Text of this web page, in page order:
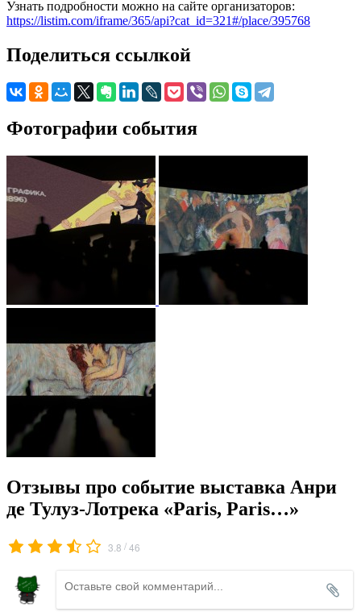
Узнать подробности можно на сайте организаторов:
https://listim.com/iframe/365/api?cat_id=321#/place/395768
Поделиться ссылкой
Фотографии события
Отзывы про событие выставка Анри
де Тулуз-Лотрека «Paris, Paris…»
3.8 /46